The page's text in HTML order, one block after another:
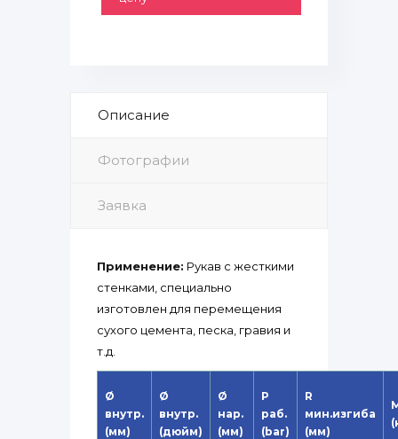
Описание
Фотографии
Заявка
Применение: Рукав с жесткими
стенками, специально
изготовлен для перемещения
сухого цемента, песка, гравия и
т.д.
Ø
внутр.
(мм)
Ø
внутр.
(дюйм)
Ø
нар.
(мм)
P
раб.
(bar)
R
мин.изгиба
(мм)